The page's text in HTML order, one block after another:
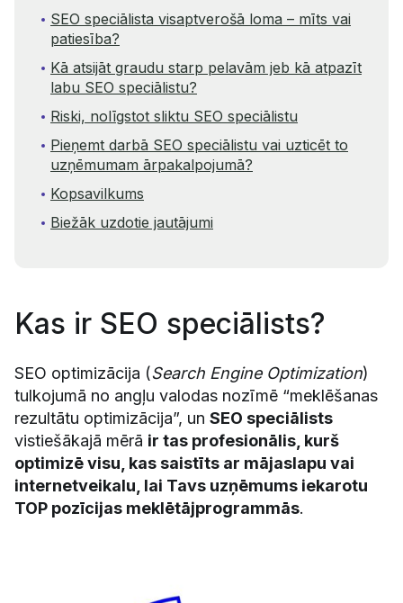
SEO speciālista visaptverošā loma – mīts vai
patiesība?
Kā atsijāt graudu starp pelavām jeb kā atpazīt
labu SEO speciālistu?
Riski, nolīgstot sliktu SEO speciālistu
Pieņemt darbā SEO speciālistu vai uzticēt to
uzņēmumam ārpakalpojumā?
Kopsavilkums
Biežāk uzdotie jautājumi
Kas ir SEO speciālists?
SEO optimizācija (Search Engine Optimization)
tulkojumā no angļu valodas nozīmē “meklēšanas
rezultātu optimizācija”, un SEO speciālists
vistiešākajā mērā ir tas profesionālis, kurš
optimizē visu, kas saistīts ar mājaslapu vai
internetveikalu, lai Tavs uzņēmums iekarotu
TOP pozīcijas meklētājprogrammās.